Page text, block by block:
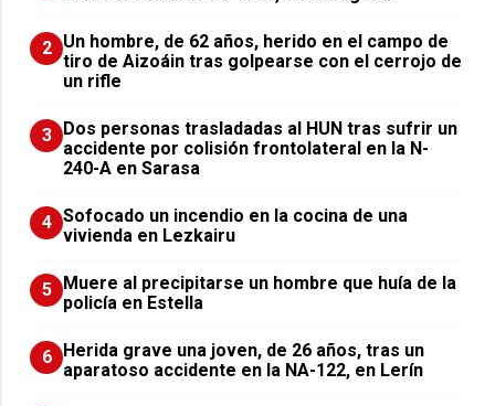
2 Un hombre, de 62 años, herido en el campo de
tiro de Aizoáin tras golpearse con el cerrojo de
un rifle
3 ​Dos personas trasladadas al HUN tras sufrir un
accidente por colisión frontolateral en la N-
240-A en Sarasa
4 Sofocado un incendio en la cocina de una
vivienda en Lezkairu
5 Muere al precipitarse un hombre que huía de la
policía en Estella
6 Herida grave una joven, de 26 años, tras un
aparatoso accidente en la NA-122, en Lerín